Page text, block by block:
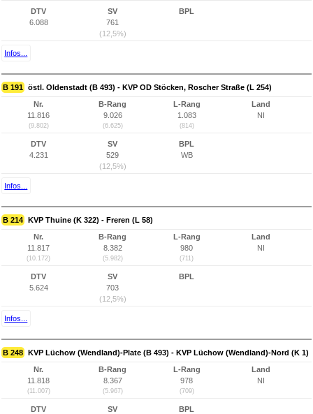
DTV
6.088
SV
761
(12,5%)
BPL
Infos...
B 191 östl. Oldenstadt (B 493) - KVP OD Stöcken, Roscher Straße (L 254)
Nr.
11.816
(9.802)
B-Rang
9.026
(6.625)
L-Rang
1.083
(814)
Land
NI
DTV
4.231
SV
529
(12,5%)
BPL
WB
Infos...
B 214 KVP Thuine (K 322) - Freren (L 58)
Nr.
11.817
(10.172)
B-Rang
8.382
(5.982)
L-Rang
980
(711)
Land
NI
DTV
5.624
SV
703
(12,5%)
BPL
Infos...
B 248 KVP Lüchow (Wendland)-Plate (B 493) - KVP Lüchow (Wendland)-Nord (K 1)
Nr.
11.818
(11.007)
B-Rang
8.367
(5.967)
L-Rang
978
(709)
Land
NI
DTV
SV
BPL